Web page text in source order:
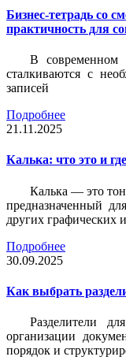
Бизнес-тетрадь со
практичность для
В современном
сталкиваются с
записей
Подробнее
21.11.2025
Калька: что это и
Калька — это
предназначенный
других графических
Подробнее
30.09.2025
Как выбрать
Разделители
организации
порядок и